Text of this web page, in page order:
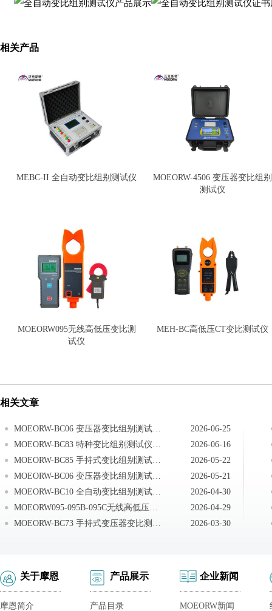
相关产品
MEBC-II 全自动变比组别测试仪
MOEORW-4506 变压器变比组别
测试仪
MOEORW095无线高低压变比测
试仪
MEH-BC高低压CT变比测试仪
相关文章
MOEORW-BC06 变压器变比组别测试仪仪器常见问题
2026-06-25
MOEORW-BC83 特种变比组别测试仪注意事项
2026-06-16
MOEORW-BC85 手持式变比组别测试仪注意事项
2026-05-22
MOEORW-BC06 变压器变比组别测试仪注意事项
2026-05-21
MOEORW-BC10 全自动变比组别测试仪注意事项
2026-04-30
MOEORW095-095B-095C无线高低压变比测试仪电池更换
2026-04-29
MOEORW-BC73 手持式变压器变比测试仪注意事项
2026-03-30
关于摩恩
摩恩简介
产品展示
产品目录
企业新闻
MOEORW新闻